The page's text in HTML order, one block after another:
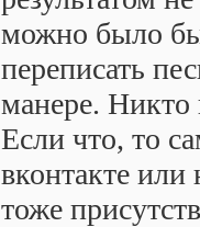
можно было
переписать
манере. Никто
Если что, то
вконтакте или
тоже